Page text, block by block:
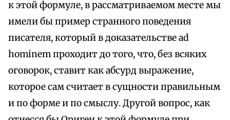
к этой формуле, в рассматриваемом месте мы
имели бы пример странного поведения
писателя, который в доказательстве ad
hominem проходит до того, что, без всяких
оговорок, ставит как абсурд выражение,
которое сам считает в сущности правильным
и по форме и по смыслу. Другой вопрос, как